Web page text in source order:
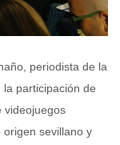
periodista de la
la participación de
videojuegos
sevillano y